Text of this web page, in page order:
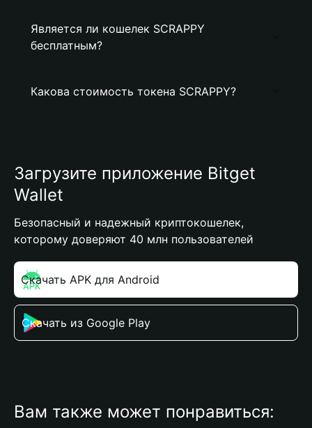
Является ли кошелек SCRAPPY
бесплатным?
Какова стоимость токена SCRAPPY?
Загрузите приложение Bitget
Wallet
Безопасный и надежный криптокошелек,
которому доверяют 40 млн пользователей
Скачать APK для Android
Скачать из Google Play
Вам также может понравиться: